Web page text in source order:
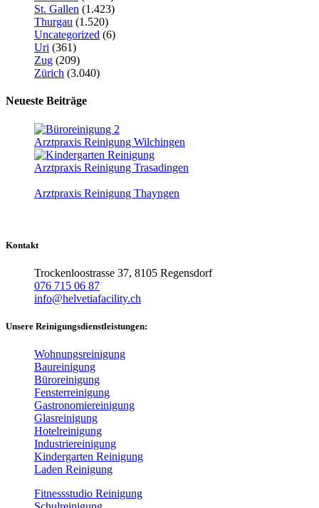
St. Gallen (1.423)
Thurgau (1.520)
Uncategorized (6)
Uri (361)
Zug (209)
Zürich (3.040)
Neueste Beiträge
Arztpraxis Reinigung Wilchingen
Arztpraxis Reinigung Trasadingen
Arztpraxis Reinigung Thayngen
Kontakt
Trockenloostrasse 37, 8105 Regensdorf
076 715 06 87
info@helvetiafacility.ch
Unsere Reinigungsdienstleistungen:
Wohnungsreinigung
Baureinigung
Büroreinigung
Fensterreinigung
Gastronomiereinigung
Glasreinigung
Hotelreinigung
Industriereinigung
Kindergarten Reinigung
Laden Reinigung
Fitnessstudio Reinigung